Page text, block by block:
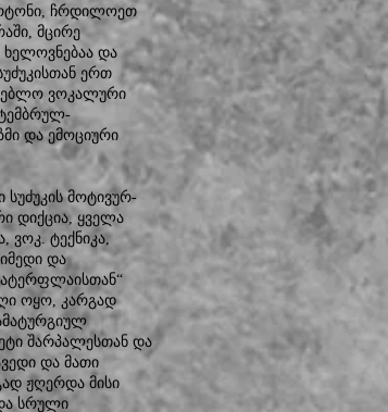
ჩრდილოეთ
მცირე
და
ერთ
ვოკალური
და ემოციური
სუძუკის მოტივურ-
დიქცია, ყველა
ვოკ. ტექნიკა,
და
ოყო, კარგად
შარპალესთან და
და მათი
ჟღერდა მისი
სრული